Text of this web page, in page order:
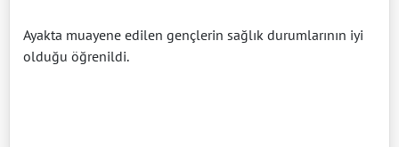
Ayakta muayene edilen gençlerin sağlık durumlarının iyi
olduğu öğrenildi.